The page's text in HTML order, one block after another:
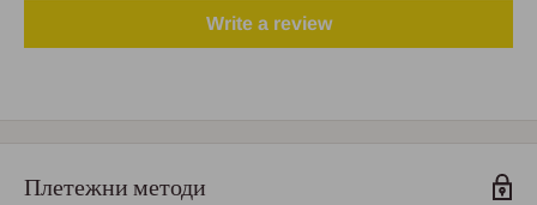
Write a review
Плетежни методи